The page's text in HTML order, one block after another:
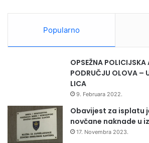
Popularno
OPSEŽNA
PODRUČJU OLOVA –
LICA
9. Februara 2022.
Obavijest za isplatu
novčane naknade u
17. Novembra 2023.